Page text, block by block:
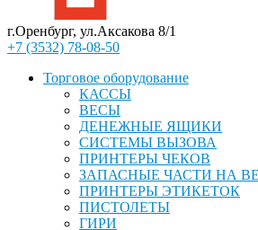
г.Оренбург, ул.Аксакова 8/1
+7 (3532) 78-08-50
Торговое оборудование
КАССЫ
ВЕСЫ
ДЕНЕЖНЫЕ ЯЩИКИ
СИСТЕМЫ ВЫЗОВА
ПРИНТЕРЫ ЧЕКОВ
ЗАПАСНЫЕ ЧАСТИ НА
ПРИНТЕРЫ ЭТИКЕТОК
ПИСТОЛЕТЫ
ГИРИ